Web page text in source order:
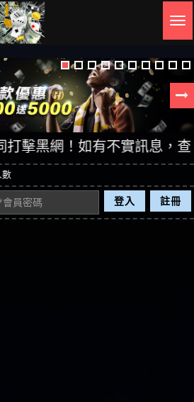
網！如有不實訊息，查證後
登入 註冊